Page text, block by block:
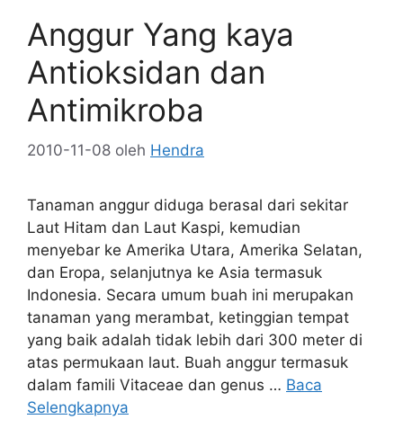
Anggur Yang kaya
Antioksidan dan
Antimikroba
2010-11-08 oleh Hendra
Tanaman anggur diduga berasal dari sekitar
Laut Hitam dan Laut Kaspi, kemudian
menyebar ke Amerika Utara, Amerika Selatan,
dan Eropa, selanjutnya ke Asia termasuk
Indonesia. Secara umum buah ini merupakan
tanaman yang merambat, ketinggian tempat
yang baik adalah tidak lebih dari 300 meter di
atas permukaan laut. Buah anggur termasuk
dalam famili Vitaceae dan genus … Baca
Selengkapnya